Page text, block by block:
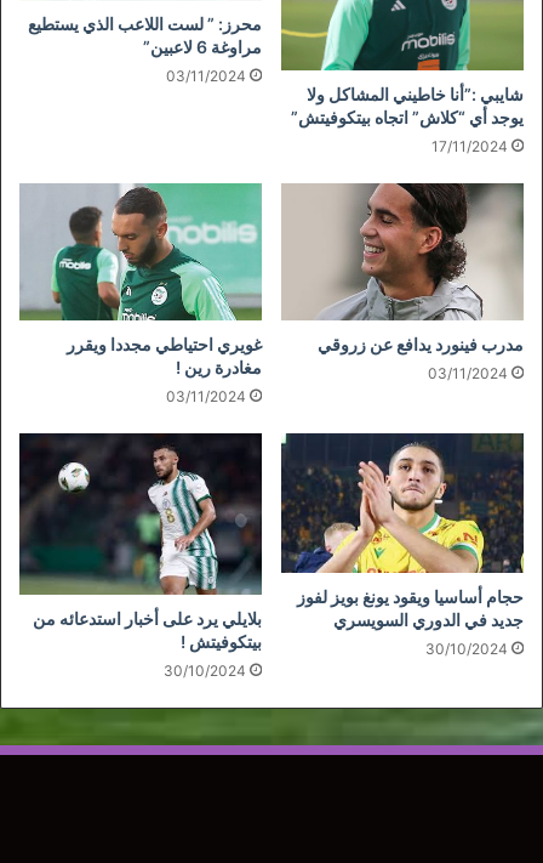
شايبي :”أنا خاطيني المشاكل ولا
يوجد أي “كلاش” اتجاه بيتكوفيتش”
17/11/2024
محرز: ” لست اللاعب الذي يستطيع
مراوغة 6 لاعبين”
03/11/2024
مدرب فينورد يدافع عن زروقي
03/11/2024
غويري احتياطي مجددا ويقرر
مغادرة رين !
03/11/2024
حجام أساسيا ويقود يونغ بويز لفوز
جديد في الدوري السويسري
30/10/2024
بلايلي يرد على أخبار استدعائه من
بيتكوفيتش !
30/10/2024